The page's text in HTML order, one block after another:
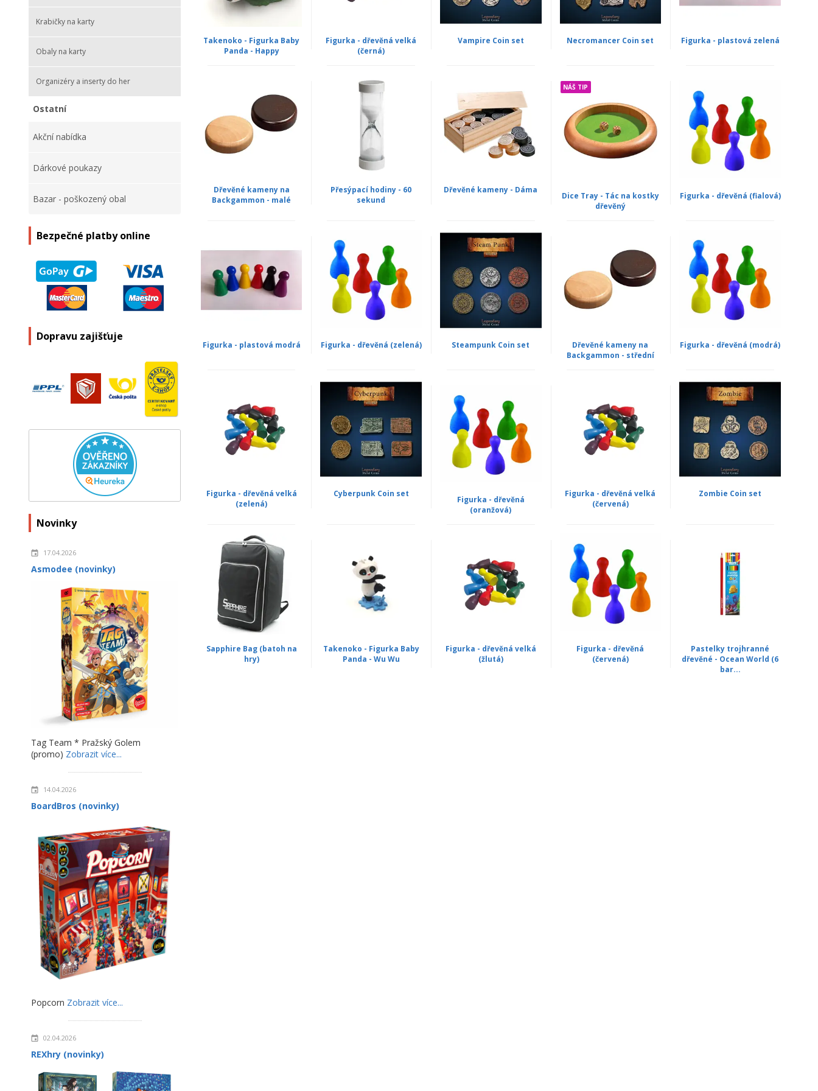
Krabičky na karty
Obaly na karty
Organizéry a inserty do her
Ostatní
Akční nabídka
Dárkové poukazy
Bazar - poškozený obal
Bezpečné platby online
Dopravu zajišťuje
Novinky
17.04.2026
Asmodee (novinky)
Tag Team * Pražský Golem
(promo) Zobrazit více...
14.04.2026
BoardBros (novinky)
Popcorn Zobrazit více...
02.04.2026
REXhry (novinky)
Takenoko - Figurka Baby
Panda - Happy
Figurka - dřevěná velká
(černá)
Vampire Coin set Necromancer Coin set Figurka - plastová zelená
Dřevěné kameny na
Backgammon - malé
Přesýpací hodiny - 60
sekund
Dřevěné kameny - Dáma
NÁŠ TIP
Dice Tray - Tác na kostky
dřevěný
Figurka - dřevěná (fialová)
Figurka - plastová modrá Figurka - dřevěná (zelená) Steampunk Coin set
Dřevěné kameny na
Backgammon - střední
Figurka - dřevěná (modrá)
Figurka - dřevěná velká
(zelená)
Cyberpunk Coin set
Figurka - dřevěná
(oranžová)
Figurka - dřevěná velká
(červená)
Zombie Coin set
Sapphire Bag (batoh na
hry)
Takenoko - Figurka Baby
Panda - Wu Wu
Figurka - dřevěná velká
(žlutá)
Figurka - dřevěná
(červená)
Pastelky trojhranné
dřevěné - Ocean World (6
bar...